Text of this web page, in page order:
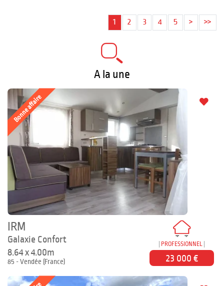
1 2 3 4 5 > >>
A la une
Bonne affaire
IRM
Galaxie Confort
8.64 x 4.00m
85 - Vendée (France)
PROFESSIONNEL
23 000 €